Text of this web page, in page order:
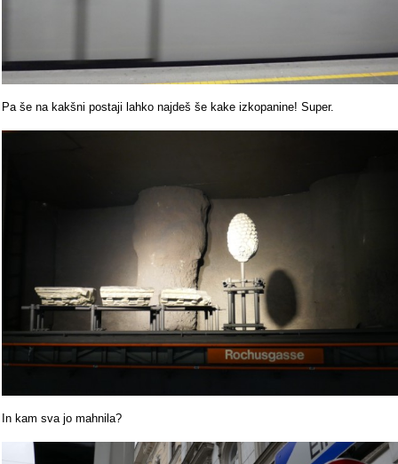
Pa še na kakšni postaji lahko najdeš še kake izkopanine! Super.
In kam sva jo mahnila?